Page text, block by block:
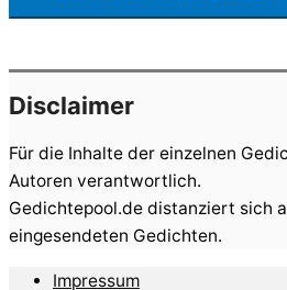
Disclaimer
Für die Inhalte der einzelnen
Autoren verantwortlich.
Gedichtepool.de distanziert sich
eingesendeten Gedichten.
Impressum